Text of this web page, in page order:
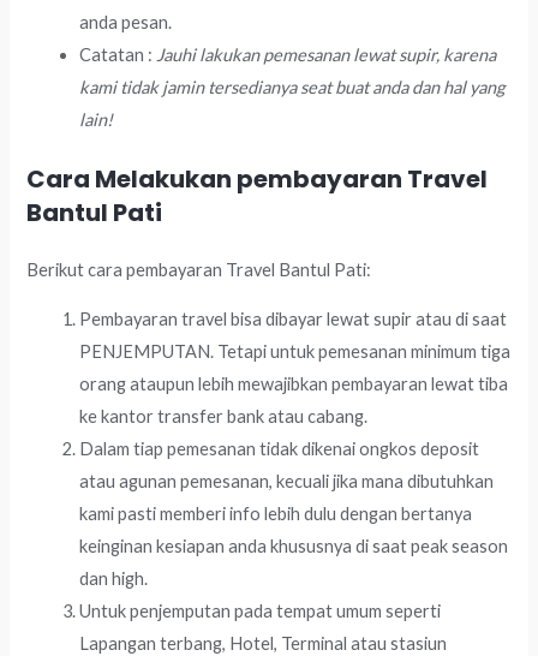
anda pesan.
Catatan : Jauhi lakukan pemesanan lewat supir, karena
kami tidak jamin tersedianya seat buat anda dan hal yang
lain!
Cara Melakukan pembayaran Travel
Bantul Pati
Berikut cara pembayaran Travel Bantul Pati:
Pembayaran travel bisa dibayar lewat supir atau di saat
PENJEMPUTAN. Tetapi untuk pemesanan minimum tiga
orang ataupun lebih mewajibkan pembayaran lewat tiba
ke kantor transfer bank atau cabang.
Dalam tiap pemesanan tidak dikenai ongkos deposit
atau agunan pemesanan, kecuali jika mana dibutuhkan
kami pasti memberi info lebih dulu dengan bertanya
keinginan kesiapan anda khususnya di saat peak season
dan high.
Untuk penjemputan pada tempat umum seperti
Lapangan terbang, Hotel, Terminal atau stasiun